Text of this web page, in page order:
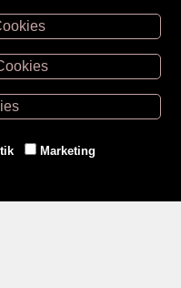
30057
3836
Marketing